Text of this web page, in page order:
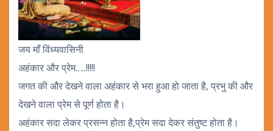
जय माँ विंध्यवासिनी
अहंकार और प्रेम…..!!!!!
जगत की और देखने वाला अहंकार से भरा हुआ हो जाता है, प्रभु की और
देखने वाला प्रेम से पूर्ण होता है।
अहंकार सदा लेकर प्रसन्न होता है,प्रेम सदा देकर संतुष्ट होता है।